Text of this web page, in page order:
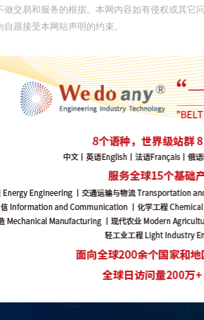
做交易和服务的根据。本网内容如有侵权或其
愿接受本网站声明的约束。